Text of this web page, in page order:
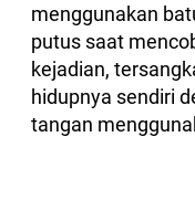
menggunakan
putus saat
kejadian,
hidupnya sendiri
tangan